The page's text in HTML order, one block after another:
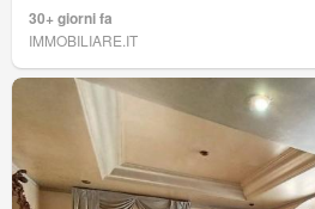
30+ giorni fa
IMMOBILIARE.IT